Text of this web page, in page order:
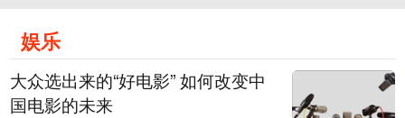
娱乐
大众选出来的“好电影” 如何改变中
国电影的未来